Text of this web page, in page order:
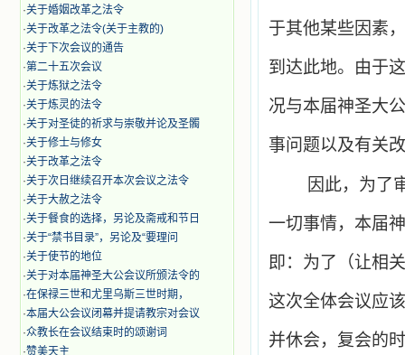
·关于婚姻改革之法令
·关于改革之法令(关于主教的)
·关于下次会议的通告
·第二十五次会议
·关于炼狱之法令
·关于炼灵的法令
·关于对圣徒的祈求与崇敬并论及圣髑
·关于修士与修女
·关于改革之法令
·关于次日继续召开本次会议之法令
·关于大赦之法令
·关于餐食的选择，另论及斋戒和节日
·关于“禁书目录”，另论及“要理问
·关于使节的地位
·关于对本届神圣大公会议所颁法令的
·在保禄三世和尤里乌斯三世时期，
·本届大公会议闭幕并提请教宗对会议
·众教长在会议结束时的颂谢词
·赞美天主
于其他某些因素
到达此地。由于
况与本届神圣大
事问题以及有关
因此，为了
一切事情，本届
即：为了（让相
这次全体会议应
并休会，复会的